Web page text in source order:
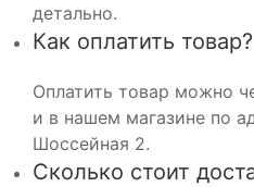
детально.
Как оплатить товар?
Оплатить товар можно
и в нашем магазине по
Шоссейная 2.
Сколько стоит